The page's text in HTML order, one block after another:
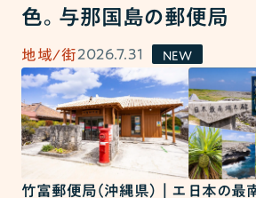
色。与那国島の郵便局
地域/街2026.7.31 NEW
竹富郵便局（沖縄県）｜エ 日本の最